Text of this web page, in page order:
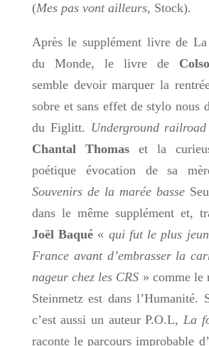
(Mes pas vont ailleurs, Stock).
Après le supplément livre de
du Monde, le livre de
semble devoir marquer la
sobre et sans effet de stylo nous
du Figlitt. Underground
Chantal Thomas et la
poétique évocation de sa
Souvenirs de la marée basse
dans le même supplément et,
Joël Baqué « qui fut le plus
France avant d’embrasser la
nageur chez les CRS » comme le
Steinmetz est dans l’Humanité.
c’est aussi un auteur P.O.L,La
raconte le parcours improbable